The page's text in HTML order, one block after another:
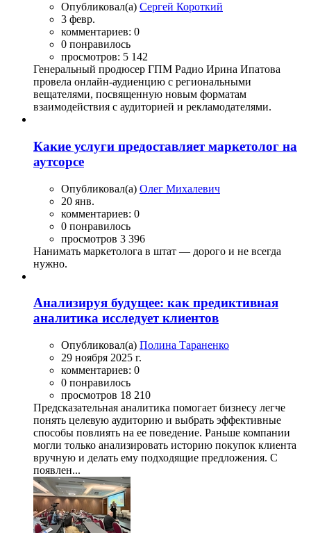
Опубликовал(а) Сергей Короткий
3 февр.
комментариев: 0
0 понравилось
просмотров: 5 142
Генеральный продюсер ГПМ Радио Ирина Ипатова
провела онлайн-аудиенцию с региональными
вещателями, посвященную новым форматам
взаимодействия с аудиторией и рекламодателями.
Какие услуги предоставляет маркетолог на
аутсорсе
Опубликовал(а) Олег Михалевич
20 янв.
комментариев: 0
0 понравилось
просмотров 3 396
Нанимать маркетолога в штат — дорого и не всегда
нужно.
Анализируя будущее: как предиктивная
аналитика исследует клиентов
Опубликовал(а) Полина Тараненко
29 ноября 2025 г.
комментариев: 0
0 понравилось
просмотров 18 210
Предсказательная аналитика помогает бизнесу легче
понять целевую аудиторию и выбрать эффективные
способы повлиять на ее поведение. Раньше компании
могли только анализировать историю покупок клиента
вручную и делать ему подходящие предложения. С
появлен...